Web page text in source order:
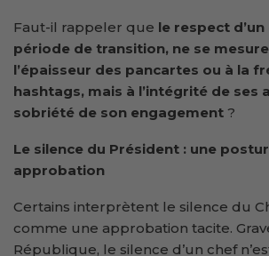
Faut-il rappeler que le respect
période de transition, ne se
l’épaisseur des pancartes ou à la
hashtags, mais à l’intégrité de ses
sobriété de son engagement ?
Le silence du Président : une
approbation
Certains interprètent le silence du
comme une approbation tacite.
République, le silence d’un chef